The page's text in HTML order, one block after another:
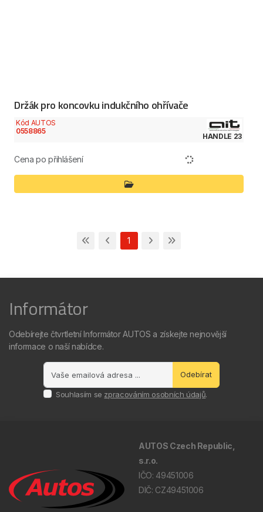
Držák pro koncovku indukčního ohřívače
Kód AUTOS
0558865
HANDLE 23
Cena po přihlášení
1
Informátor
Odebírejte čtvrtletní Informátor AUTOS a získejte nejnovější
informace o naší nabídce.
Odebírat
Souhlasím se zpracováním osobních údajů.
AUTOS Czech Republic,
s.r.o.
IČO: 49451006
DIČ: CZ49451006